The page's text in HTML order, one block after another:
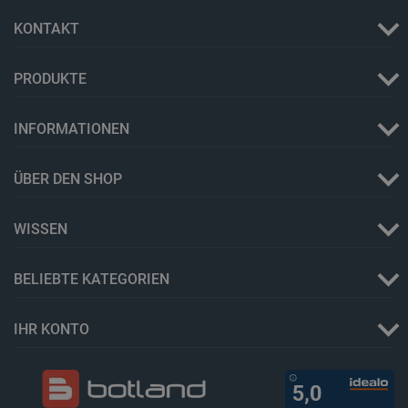
KONTAKT
PRODUKTE
INFORMATIONEN
ÜBER DEN SHOP
WISSEN
BELIEBTE KATEGORIEN
IHR KONTO
_lb_ccc